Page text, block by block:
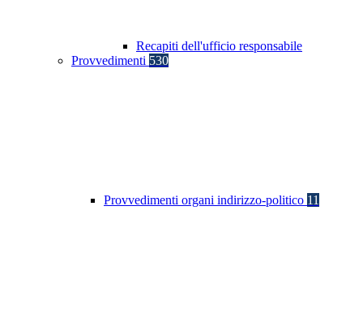
Recapiti dell'ufficio responsabile
Provvedimenti 530
Provvedimenti organi indirizzo-politico 11